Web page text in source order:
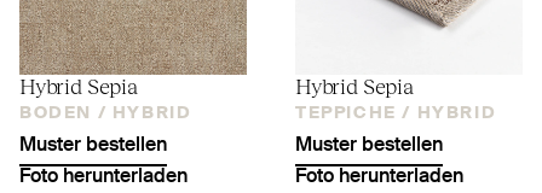
Hybrid Sepia
BODEN / HYBRID
Muster bestellen
Foto herunterladen
Hybrid Sepia
TEPPICHE / HYBRID
Muster bestellen
Foto herunterladen